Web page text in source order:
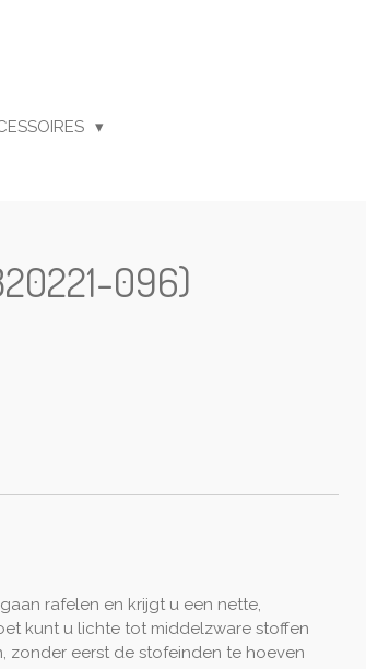
096)
rafelen en krijgt u een nette,
kunt u lichte tot middelzware stoffen
zonder eerst de stofeinden te hoeven